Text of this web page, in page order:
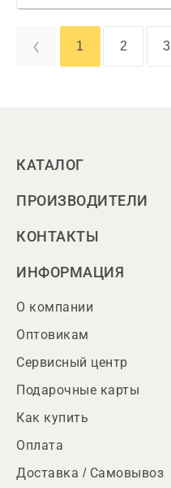
1 2 3
КАТАЛОГ
ПРОИЗВОДИТЕЛИ
КОНТАКТЫ
ИНФОРМАЦИЯ
О компании
Оптовикам
Сервисный центр
Подарочные карты
Как купить
Оплата
Доставка / Самовывоз